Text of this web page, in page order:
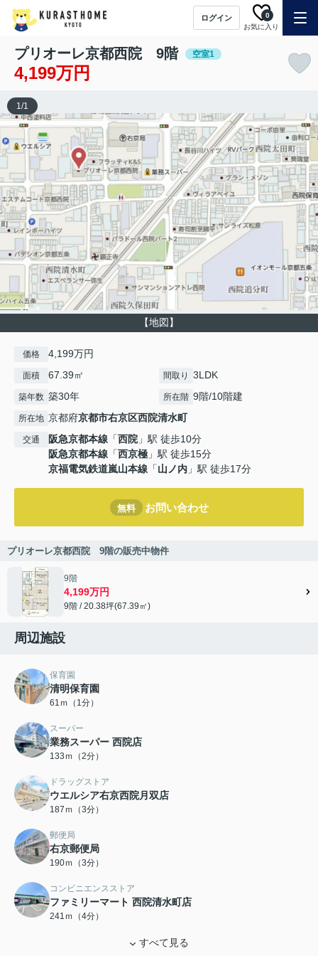
ログイン
お気に入り
0
プリオーレ京都西院 9階 空室1
4,199万円
【地図】
1/1
価格 4,199万円
面積 67.39㎡ 間取り 3LDK
築年数 築30年 所在階 9階/10階建
所在地 京都府京都市右京区西院清水町
交通 阪急京都本線 「西院 」駅 徒歩10分
阪急京都本線 「西京極 」駅 徒歩15分
京福電気鉄道嵐山本線 「山ノ内 」駅 徒歩17分
無料 お問い合わせ
プリオーレ京都西院 9階の販売中物件
9階
4,199万円
9階 / 20.38坪(67.39㎡)
周辺施設
保育園
清明保育園
61ｍ（1分）
スーパー
業務スーパー 西院店
133ｍ（2分）
ドラッグストア
ウエルシア右京西院月双店
187ｍ（3分）
郵便局
右京郵便局
190ｍ（3分）
コンビニエンスストア
ファミリーマート 西院清水町店
241ｍ（4分）
すべて見る